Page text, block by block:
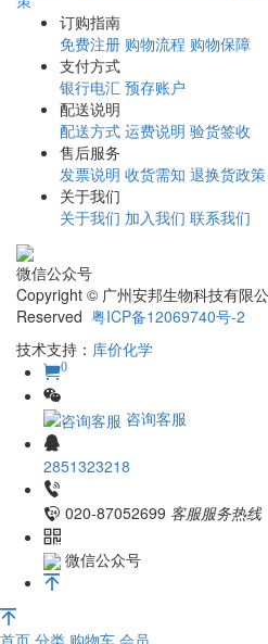
订购指南
免费注册 购物流程 购物保障
支付方式
银行电汇 预存账户
配送说明
配送方式 运费说明 验货签收
售后服务
发票说明 收货需知 退换货政策
关于我们
关于我们 加入我们 联系我们
微信公众号
Copyright © 广州安邦生物科技有限
Reserved 粤ICP备12069740号-2
技术支持： 库价化学
0
咨询客服
2851323218
020-87052699 客服服务热线
微信公众号